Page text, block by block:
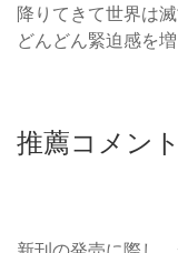
降りてきて世界は
どんどん緊迫感を増
推薦コメン